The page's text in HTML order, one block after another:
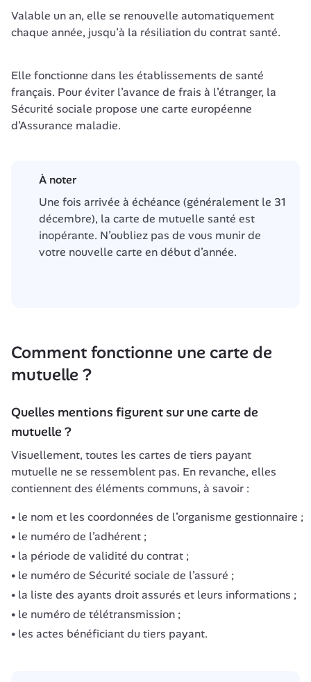
Valable un an, elle se renouvelle automatiquement
chaque année, jusqu’à la résiliation du contrat santé.
Elle fonctionne dans les établissements de santé
français. Pour éviter l’avance de frais à l’étranger, la
Sécurité sociale propose une carte européenne
d’Assurance maladie.
À noter
Une fois arrivée à échéance (généralement le 31
décembre), la carte de mutuelle santé est
inopérante. N’oubliez pas de vous munir de
votre nouvelle carte en début d’année.
Comment fonctionne une carte de
mutuelle ?
Quelles mentions figurent sur une carte de
mutuelle ?
Visuellement, toutes les cartes de tiers payant
mutuelle ne se ressemblent pas. En revanche, elles
contiennent des éléments communs, à savoir :
le nom et les coordonnées de l’organisme gestionnaire ;
le numéro de l’adhérent ;
la période de validité du contrat ;
le numéro de Sécurité sociale de l’assuré ;
la liste des ayants droit assurés et leurs informations ;
le numéro de télétransmission ;
les actes bénéficiant du tiers payant.